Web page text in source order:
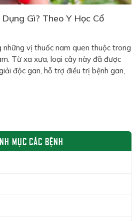
Gì? Theo Y Học Cổ
vị thuốc nam quen thuộc trong
Từ xa xưa, loại cây này đã được
độc gan, hỗ trợ điều trị bệnh gan,
và tăng cường sức khỏe. Ngày
MỤC CÁC BỆNH